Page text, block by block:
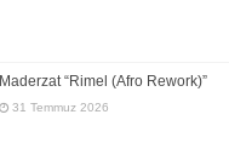
Maderzat “Rimel (Afro Rework)”
31 Temmuz 2026